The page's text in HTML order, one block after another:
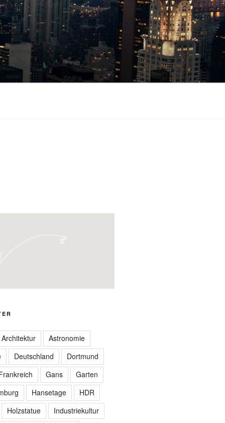
Architektur
Astronomie
Deutschland
Dortmund
Gans
Garten
Hansetage
HDR
Holzstatue
Industriekultur